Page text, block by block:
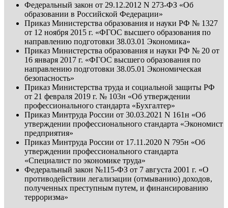
Федеральный закон от 29.12.2012 N 273-ФЗ «Об
образовании в Российской Федерации»
Приказ Министерства образования и науки РФ № 1327
от 12 ноября 2015 г. «ФГОС высшего образования по
направлению подготовки 38.03.01 Экономика»
Приказ Министерства образования и науки РФ № 20 от
16 января 2017 г. «ФГОС высшего образования по
направлению подготовки 38.05.01 Экономическая
безопасность»
Приказ Министерства труда и социальной защиты РФ
от 21 февраля 2019 г. № 103н «Об утверждении
профессионального стандарта «Бухгалтер»
Приказ Минтруда России от 30.03.2021 N 161н «Об
утверждении профессионального стандарта «Экономист
предприятия»
Приказ Минтруда России от 17.11.2020 N 795н «Об
утверждении профессионального стандарта
«Специалист по экономике труда»
Федеральный закон №115-ФЗ от 7 августа 2001 г. «О
противодействии легализации (отмыванию) доходов,
полученных преступным путем, и финансированию
терроризма»